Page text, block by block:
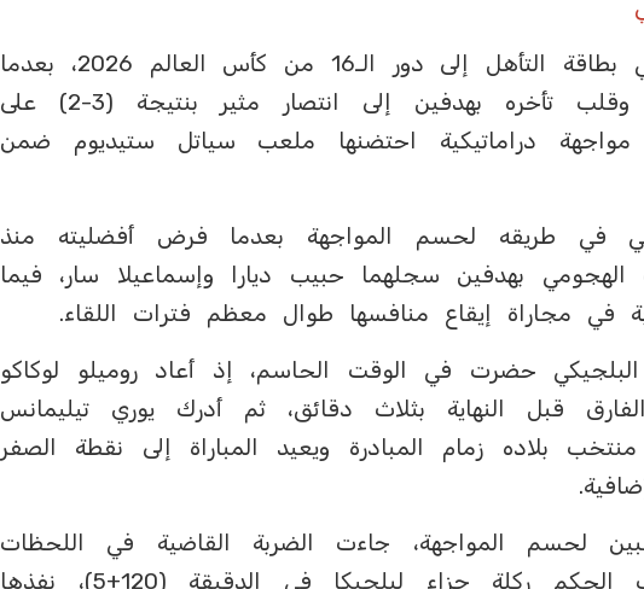
انتزع المنتخب البلجيكي بطاقة التأهل إلى دور الـ16 من كأس العالم 2026، بعدما
حقق عودة استثنائية وقلب تأخره بهدفين إلى انتصار مثير بنتيجة (3-2) على
دراماتيكية احتضنها ملعب سياتل ستيديوم ضمن
في طريقه لحسم المواجهة بعدما فرض أفضليته منذ
الهجومي بهدفين سجلهما حبيب ديارا وإسماعيلا سار، فيما
في مجاراة إيقاع منافسها طوال معظم فترات اللقاء.
حضرت في الوقت الحاسم، إذ أعاد روميلو لوكاكو
قبل النهاية بثلاث دقائق، ثم أدرك يوري تيليمانس
منتخب بلاده زمام المبادرة ويعيد المباراة إلى نقطة الصفر
لحسم المواجهة، جاءت الضربة القاضية في اللحظات
الأخيرة، عندما احتسب الحكم ركلة جزاء لبلجيكا في الدقيقة (120+5)، نفذها